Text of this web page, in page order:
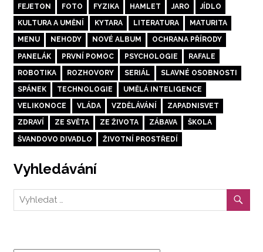
FEJETON FOTO FYZIKA HAMLET JARO JÍDLO
KULTURA A UMĚNÍ KYTARA LITERATURA MATURITA
MENU NEHODY NOVÉ ALBUM OCHRANA PŘÍRODY
PANELÁK PRVNÍ POMOC PSYCHOLOGIE RAFALE
ROBOTIKA ROZHOVORY SERIÁL SLAVNÉ OSOBNOSTI
SPÁNEK TECHNOLOGIE UMĚLÁ INTELIGENCE
VELIKONOCE VLÁDA VZDĚLÁVÁNÍ ZAPADNISVET
ZDRAVÍ ZE SVĚTA ZE ŽIVOTA ZÁBAVA ŠKOLA
ŠVANDOVO DIVADLO ŽIVOTNÍ PROSTŘEDÍ
Vyhledávání